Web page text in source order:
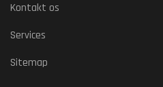
Kontakt os
Services
Sitemap